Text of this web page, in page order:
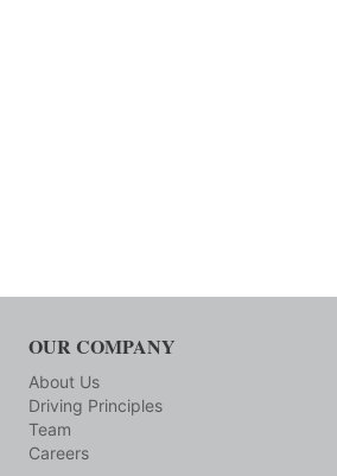
OUR COMPANY
About Us
Driving Principles
Team
Careers